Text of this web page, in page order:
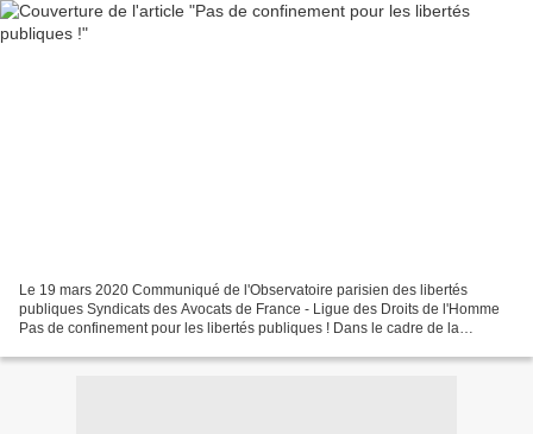
Le 19 mars 2020 Communiqué de l'Observatoire parisien des libertés
publiques Syndicats des Avocats de France - Ligue des Droits de l'Homme
Pas de confinement pour les libertés publiques ! Dans le cadre de la